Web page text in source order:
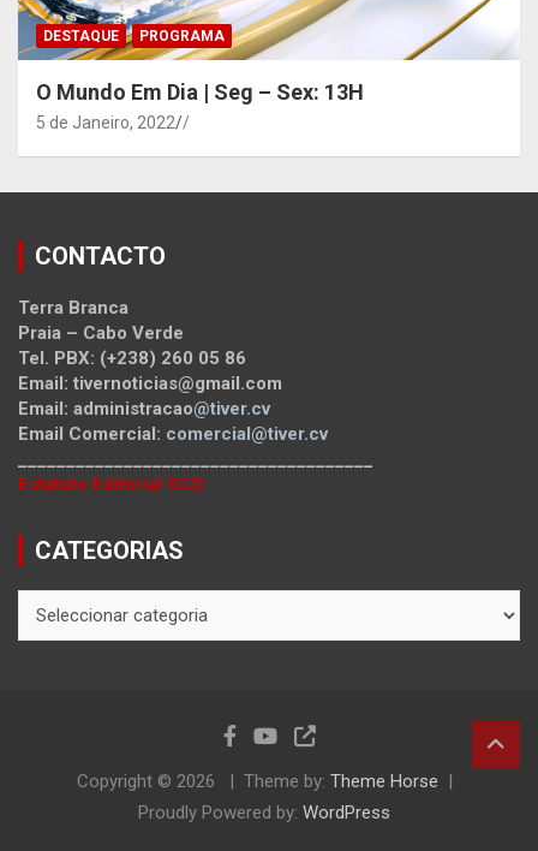
DESTAQUE PROGRAMA
O Mundo Em Dia | Seg – Sex: 13H
5 de Janeiro, 2022 /
CONTACTO
Terra Branca
Praia – Cabo Verde
Tel. PBX: (+238) 260 05 86
Email: tivernoticias@gmail.com
Email: administracao@tiver.cv
Email Comercial: comercial@tiver.cv
Estatuto Editorial SCD
CATEGORIAS
Copyright © 2026 Theme by: Theme Horse
Proudly Powered by: WordPress